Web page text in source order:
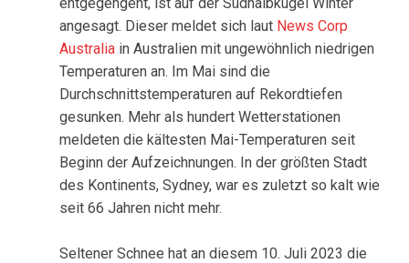
angesagt. Dieser meldet sich laut News Corp
Australia in Australien mit ungewöhnlich niedrigen
Temperaturen an. Im Mai sind die
Durchschnittstemperaturen auf Rekordtiefen
gesunken. Mehr als hundert Wetterstationen
meldeten die kältesten Mai-Temperaturen seit
Beginn der Aufzeichnungen. In der größten Stadt
des Kontinents, Sydney, war es zuletzt so kalt wie
seit 66 Jahren nicht mehr.
Seltener Schnee hat an diesem 10. Juli 2023 die